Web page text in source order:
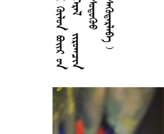










































 